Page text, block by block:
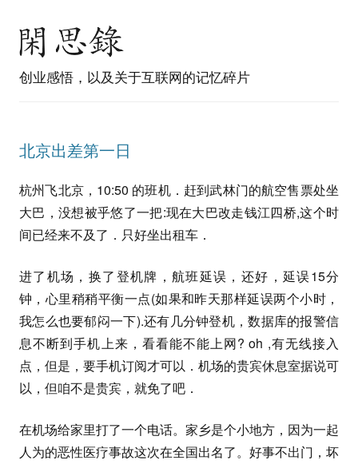
创业感悟，以及关于互联网的记忆碎片
北京出差第一日
杭州飞北京，10:50 的班机．赶到武林门的航空售票处坐
大巴，没想被乎悠了一把:现在大巴改走钱江四桥,这个时
间已经来不及了．只好坐出租车．
进了机场，换了登机牌，航班延误，还好，延误15分
钟，心里稍稍平衡一点(如果和昨天那样延误两个小时，
我怎么也要郁闷一下).还有几分钟登机，数据库的报警信
息不断到手机上来，看看能不能上网? oh ,有无线接入
点，但是，要手机订阅才可以．机场的贵宾休息室据说可
以，但咱不是贵宾，就免了吧．
在机场给家里打了一个电话。家乡是个小地方，因为一起
人为的恶性医疗事故这次在全国出名了。好事不出门，坏